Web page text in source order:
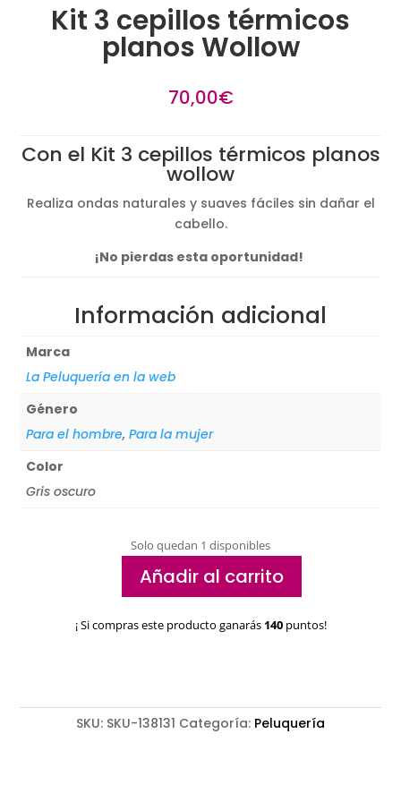
Kit 3 cepillos térmicos
planos Wollow
70,00€
Con el Kit 3 cepillos térmicos planos
wollow
Realiza ondas naturales y suaves fáciles sin dañar el
cabello.
¡No pierdas esta oportunidad!
Información adicional
Marca
La Peluquería en la web
Género
Para el hombre,Para la mujer
Color
Gris oscuro
Solo quedan 1 disponibles
cepillos
cantidad
Añadir al carrito
¡ Si compras este producto ganarás 140puntos!
SKU: SKU-138131 Categoría: Peluquería